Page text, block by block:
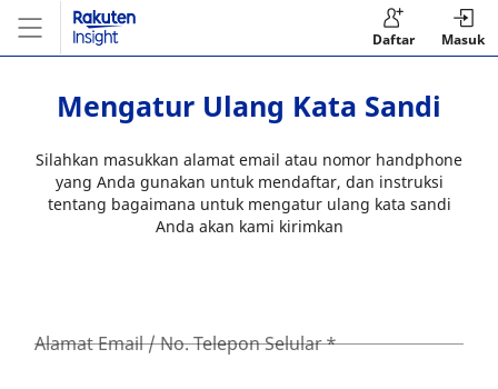
Daftar Masuk
Mengatur Ulang Kata Sandi
Silahkan masukkan alamat email atau nomor handphone
yang Anda gunakan untuk mendaftar, dan instruksi
tentang bagaimana untuk mengatur ulang kata sandi
Anda akan kami kirimkan
Alamat Email / No. Telepon Selular*